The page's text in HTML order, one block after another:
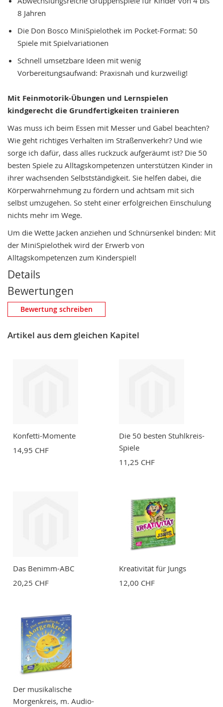
8 Jahren
Die Don Bosco MiniSpielothek im Pocket-Format: 50
Spiele mit Spielvariationen
Schnell umsetzbare Ideen mit wenig
Vorbereitungsaufwand: Praxisnah und kurzweilig!
Mit Feinmotorik-Übungen und Lernspielen
kindgerecht die Grundfertigkeiten trainieren
Was muss ich beim Essen mit Messer und Gabel beachten?
Wie geht richtiges Verhalten im Straßenverkehr? Und wie
sorge ich dafür, dass alles ruckzuck aufgeräumt ist? Die 50
besten Spiele zu Alltagskompetenzen unterstützen Kinder in
ihrer wachsenden Selbstständigkeit. Sie helfen dabei, die
Körperwahrnehmung zu fördern und achtsam mit sich
selbst umzugehen. So steht einer erfolgreichen Einschulung
nichts mehr im Wege.
Um die Wette Jacken anziehen und Schnürsenkel binden: Mit
der MiniSpielothek wird der Erwerb von
Alltagskompetenzen zum Kinderspiel!
Details
Bewertungen
Eigene Bewertung schreiben
Nickname
Bewertung schreiben
Artikel aus dem gleichen Kapitel
Konfetti-Momente
14,95 CHF
Die 50 besten Stuhlkreis-
Spiele
11,25 CHF
Das Benimm-ABC
20,25 CHF
Kreativität für Jungs
12,00 CHF
Der musikalische
Morgenkreis, m. Audio-